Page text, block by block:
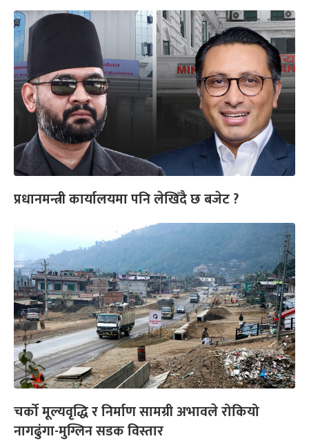
प्रधानमन्त्री कार्यालयमा पनि लेखिँदै छ बजेट ?
चर्को मूल्यवृद्धि र निर्माण सामग्री अभावले रोकियो
नागढुंगा-मुग्लिन सडक विस्तार